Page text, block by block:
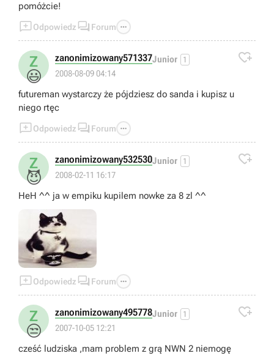
pomóżcie!
Odpowiedz  Forum 
Z
😃
zanonimizowany571337Junior 1
2008-08-09 04:14

futureman wystarczy że pójdziesz do sanda i kupisz u
niego rtęc
Odpowiedz  Forum 
Z
😈
zanonimizowany532530Junior 1
2008-02-11 16:17

HeH ^^ ja w empiku kupilem nowke za 8 zl ^^
Odpowiedz  Forum 
Z
😒
zanonimizowany495778Junior 1
2007-10-05 12:21

cześć ludziska ,mam problem z grą NWN 2 niemogę